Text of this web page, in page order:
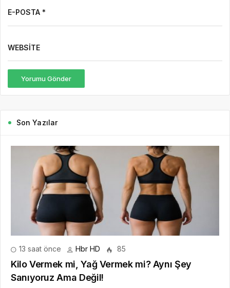
E-POSTA *
WEBSITE
Yorumu Gönder
Son Yazılar
13 saat önce Hbr HD 85
Kilo Vermek mi, Yağ Vermek mi? Aynı Şey
Sanıyoruz Ama Değil!